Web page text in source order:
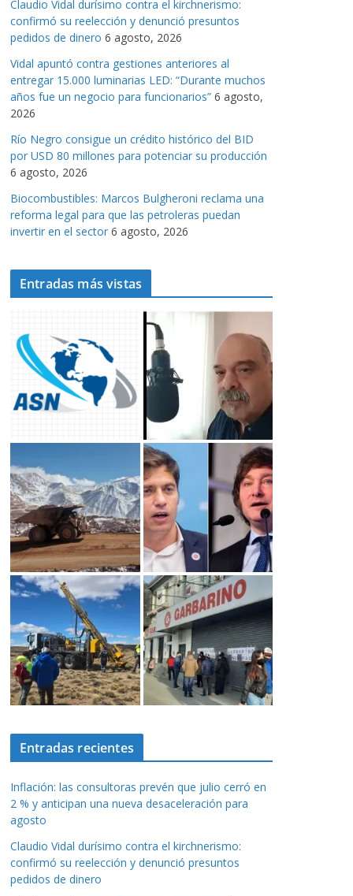
a
s
Claudio Vidal durísimo contra el kirchnerismo:
confirmó su reelección y denunció presuntos
pedidos de dinero 6 agosto, 2026
Vidal apuntó contra gestiones anteriores al
entregar 15.000 luminarias LED: “Durante muchos
años fue un negocio para funcionarios” 6 agosto,
2026
Río Negro consigue un crédito histórico del BID
por USD 80 millones para potenciar su producción
6 agosto, 2026
Biocombustibles: Marcos Bulgheroni reclama una
reforma legal para que las petroleras puedan
invertir en el sector 6 agosto, 2026
Entradas más vistas
Entradas recientes
Inflación: las consultoras prevén que julio cerró en
2 % y anticipan una nueva desaceleración para
agosto
Claudio Vidal durísimo contra el kirchnerismo:
confirmó su reelección y denunció presuntos
pedidos de dinero